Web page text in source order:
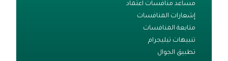
مساعد منافسات اعتماد
إشعارات المنافسات
متابعة المنافسات
تنبيهات تيليجرام
تطبيق الجوال